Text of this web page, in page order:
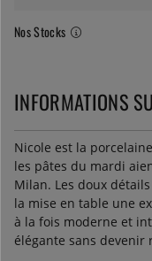
Nos Stocks
INFORMATIONS
Nicole est la
les pâtes du mardi
Milan. Les doux
la mise en table une
à la fois moderne et
élégante sans devenir